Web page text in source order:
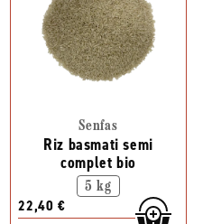
Senfas
Riz basmati semi
complet bio
5 kg
22,40 €